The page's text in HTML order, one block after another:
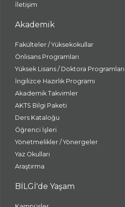
İletişim
Akademik
Fakülteler / Yüksekokullar
Önlisans Programları
Yüksek Lisans / Doktora Programları
İngilizce Hazırlık Programı
Akademik Takvimler
AKTS Bilgi Paketi
Ders Kataloğu
Öğrenci İşleri
Yönetmelikler / Yönergeler
Yaz Okulları
Araştırma
BİLGİ'de Yaşam